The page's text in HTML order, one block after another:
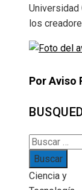
Universidad
los
Por Aviso
Buscar:
Ciencia y